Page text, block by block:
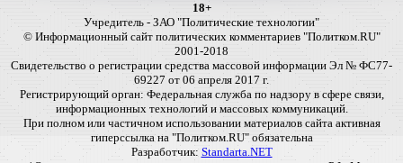
18+
Учредитель - ЗАО "Политические технологии"
© Информационный сайт политических комментариев "Политком.RU"
2001-2018
Свидетельство о регистрации средства массовой информации Эл № ФС77-
69227 от 06 апреля 2017 г.
Регистрирующий орган: Федеральная служба по надзору в сфере связи,
информационных технологий и массовых коммуникаций.
При полном или частичном использовании материалов сайта активная
гиперссылка на "Политком.RU" обязательна
Разработчик: Standarta.NET